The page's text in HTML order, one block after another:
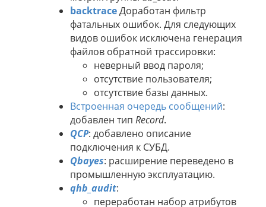
backtraceДоработан фильтр
фатальных ошибок. Для следующих
видов ошибок исключена генерация
файлов обратной трассировки:
неверный ввод пароля;
отсутствие пользователя;
отсутствие базы данных.
Встроенная очередь сообщений:
добавлен тип Record.
QCP: добавлено описание
подключения к СУБД.
Qbayes: расширение переведено в
промышленную эксплуатацию.
qhb_audit:
переработан набор атрибутов